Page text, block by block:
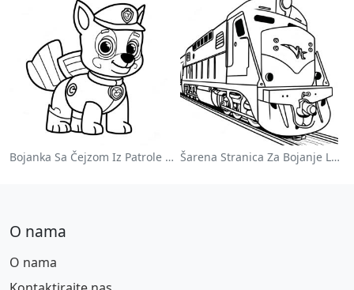
Bojanka Sa Čejzom Iz Patrole Pasa Šarena Stranica Za Bojanje Lokomotive
O nama
O nama